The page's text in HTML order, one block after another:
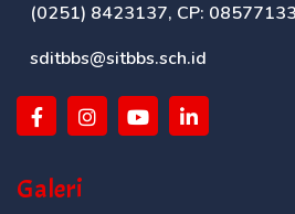
(0251) 8423137, CP:
sditbbs@sitbbs.sch.id
Galeri